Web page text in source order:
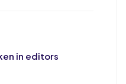
in editors